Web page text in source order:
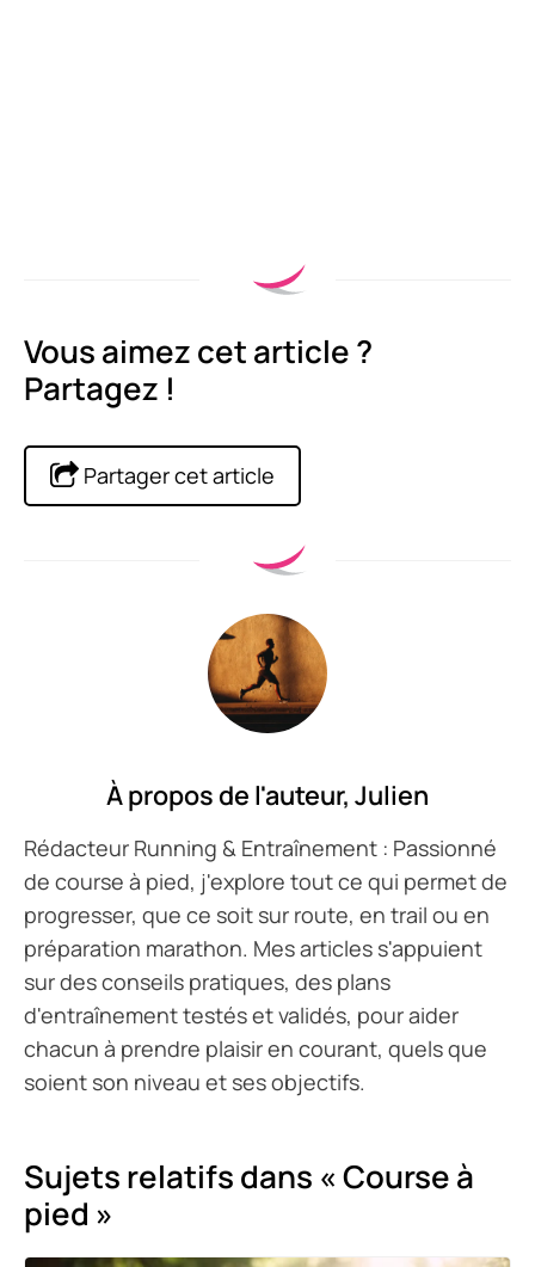
Vous aimez cet article ?
Partagez !
Partager cet article
À propos de l'auteur, Julien
Rédacteur Running & Entraînement : Passionné
de course à pied, j'explore tout ce qui permet de
progresser, que ce soit sur route, en trail ou en
préparation marathon. Mes articles s'appuient
sur des conseils pratiques, des plans
d'entraînement testés et validés, pour aider
chacun à prendre plaisir en courant, quels que
soient son niveau et ses objectifs.
Sujets relatifs dans « Course à
pied »